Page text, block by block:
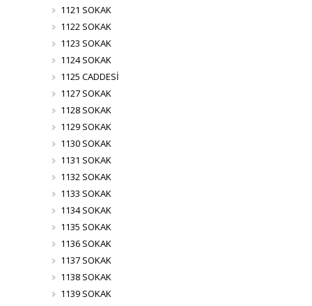
1121 SOKAK
1122 SOKAK
1123 SOKAK
1124 SOKAK
1125 CADDESİ
1127 SOKAK
1128 SOKAK
1129 SOKAK
1130 SOKAK
1131 SOKAK
1132 SOKAK
1133 SOKAK
1134 SOKAK
1135 SOKAK
1136 SOKAK
1137 SOKAK
1138 SOKAK
1139 SOKAK